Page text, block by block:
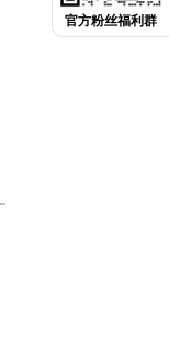
官方粉丝福利群